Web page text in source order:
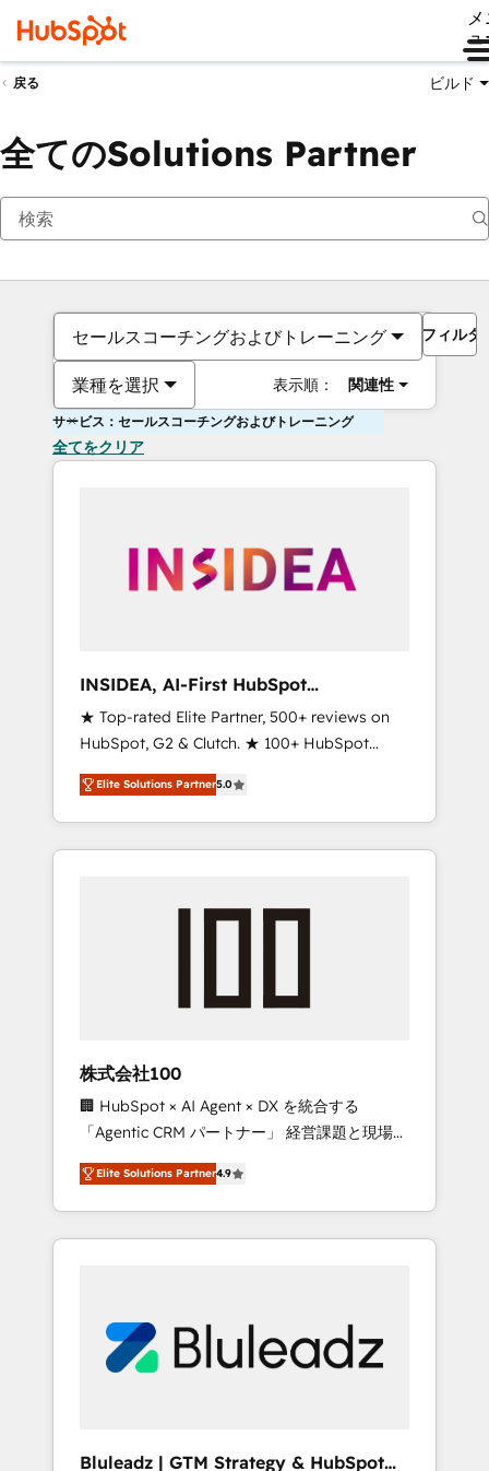
ュ
戻る ビルド
全てのSolutions Partner
セールスコーチングおよびトレーニング
業種を選択 表示順： 関連性
フィルタ
サービス：セールスコーチングおよびトレーニング
全てをクリア
INSIDEA, AI-First HubSpot
Onboarding & RevOps
★ Top-rated Elite Partner, 500+ reviews on
HubSpot, G2 & Clutch. ★ 100+ HubSpot
Certified Experts & Trainers across the team
★ 1,500+ implementations across five
continents ★ AI-First, RevOps-led,
Onboarding obsessed ★ Company of the
engine. We onboard your team, migrate your
from any legacy CRM. Zero downtime, full
data integrity. ➤ Implementation: Configure
HubSpot to run your revenue process. Sales,
marketing, and service wired together. ➤ AI
and Integrations: Layer Breeze AI, custom
agents, and APIs to remove manual work. ➤
Ongoing Management: Monthly tune-ups,
portal? We are built for the work.
Elite Solutions Partner5.0
株式会社100
🏢 HubSpot × AI Agent × DX を統合する
「Agentic CRM パートナー」 経営課題と現場業
務をつなぐAIネイティブ・エージェンシーとし
て、HubSpot Eliteの実装力で顧客フロント業務
を再設計します。 💡 100inc は何をする会社
か？ HubSpotを共通基盤に、AIエージェントを
部・グループ会社・部門が分立する組織で、デ
ータと業務プロセスのサイロ化を、CRMを軸と
Elite Solutions Partner4.9
Bluleadz | GTM Strategy & HubSpot